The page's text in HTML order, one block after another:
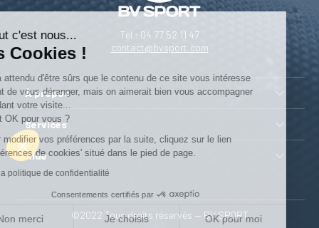
Tel : 04 77 52 11 47
contact@bvsport.com
À propos
Services
Aide
©2022 Tous droits réservés — BV SPORT
Salut c'est nous...
les Cookies !
On a attendu d'être sûrs que le contenu de ce site vous intéresse
avant de vous déranger, mais on aimerait bien vous accompagner
pendant votre visite...
C'est OK pour vous ?
Pour modifier vos préférences par la suite, cliquez sur le lien
'Préférences de cookies' situé dans le pied de page.
Lire la politique de confidentialité
Consentements certifiés par
Non merci Je choisis OK pour moi